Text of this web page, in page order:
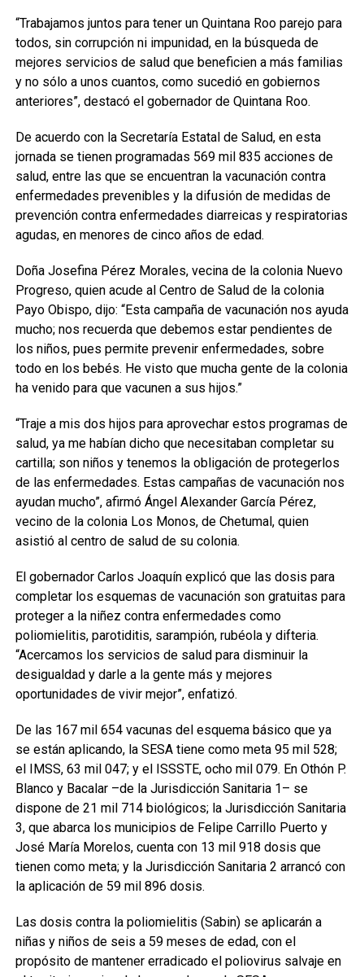
“Trabajamos juntos para tener un Quintana Roo parejo para
todos, sin corrupción ni impunidad, en la búsqueda de
mejores servicios de salud que beneficien a más familias
y no sólo a unos cuantos, como sucedió en gobiernos
anteriores”, destacó el gobernador de Quintana Roo.
De acuerdo con la Secretaría Estatal de Salud, en esta
jornada se tienen programadas 569 mil 835 acciones de
salud, entre las que se encuentran la vacunación contra
enfermedades prevenibles y la difusión de medidas de
prevención contra enfermedades diarreicas y respiratorias
agudas, en menores de cinco años de edad.
Doña Josefina Pérez Morales, vecina de la colonia Nuevo
Progreso, quien acude al Centro de Salud de la colonia
Payo Obispo, dijo: “Esta campaña de vacunación nos ayuda
mucho; nos recuerda que debemos estar pendientes de
los niños, pues permite prevenir enfermedades, sobre
todo en los bebés. He visto que mucha gente de la colonia
ha venido para que vacunen a sus hijos.”
“Traje a mis dos hijos para aprovechar estos programas de
salud, ya me habían dicho que necesitaban completar su
cartilla; son niños y tenemos la obligación de protegerlos
de las enfermedades. Estas campañas de vacunación nos
ayudan mucho”, afirmó Ángel Alexander García Pérez,
vecino de la colonia Los Monos, de Chetumal, quien
asistió al centro de salud de su colonia.
El gobernador Carlos Joaquín explicó que las dosis para
completar los esquemas de vacunación son gratuitas para
proteger a la niñez contra enfermedades como
poliomielitis, parotiditis, sarampión, rubéola y difteria.
“Acercamos los servicios de salud para disminuir la
desigualdad y darle a la gente más y mejores
oportunidades de vivir mejor”, enfatizó.
De las 167 mil 654 vacunas del esquema básico que ya
se están aplicando, la SESA tiene como meta 95 mil 528;
el IMSS, 63 mil 047; y el ISSSTE, ocho mil 079. En Othón P.
Blanco y Bacalar –de la Jurisdicción Sanitaria 1– se
dispone de 21 mil 714 biológicos; la Jurisdicción Sanitaria
3, que abarca los municipios de Felipe Carrillo Puerto y
José María Morelos, cuenta con 13 mil 918 dosis que
tienen como meta; y la Jurisdicción Sanitaria 2 arrancó con
la aplicación de 59 mil 896 dosis.
Las dosis contra la poliomielitis (Sabin) se aplicarán a
niñas y niños de seis a 59 meses de edad, con el
propósito de mantener erradicado el poliovirus salvaje en